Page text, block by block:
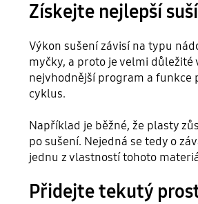
Získejte nejlepší
Výkon sušení závisí na typu
myčky, a proto je velmi důležité
nejvhodnější program a funkce
cyklus.
Například je běžné, že plasty
po sušení. Nejedná se tedy o
jednu z vlastností tohoto
Přidejte tekutý